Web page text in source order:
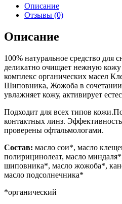
Описание
Отзывы (0)
Описание
100% натуральное средство для
деликатно очищает нежную
комплекс органических масел
Шиповника, Жожоба в сочетании
увлажняет кожу, активирует
Подходит для всех типов
контактных линз. Эффективность
проверены офтальмологами.
Состав: масло сои*, масло
полирицинолеат, масло
шиповника*, масло жожоба*,
масло подсолнечника*
*органический